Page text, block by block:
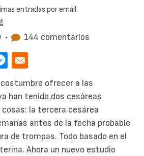
• 144 comentarios
ofrecer a las
han tenido dos cesáreas
la tercera cesárea
antes de la fecha probable
de trompas. Todo basado en el
Ahora un nuevo estudio
entradas por email.